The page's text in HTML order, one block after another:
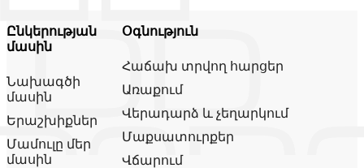
Ընկերության
մասին
Նախագծի
մասին
Երաշխիքներ
Մամուլը մեր
մասին
Օգնություն
Հաճախ տրվող հարցեր
Առաքում
Վերադարձ և չեղարկում
Մաքսատուրքեր
Վճարում